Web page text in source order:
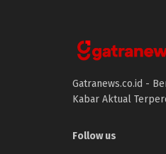
Gatranews.co.id -
Kabar Aktual
Follow us